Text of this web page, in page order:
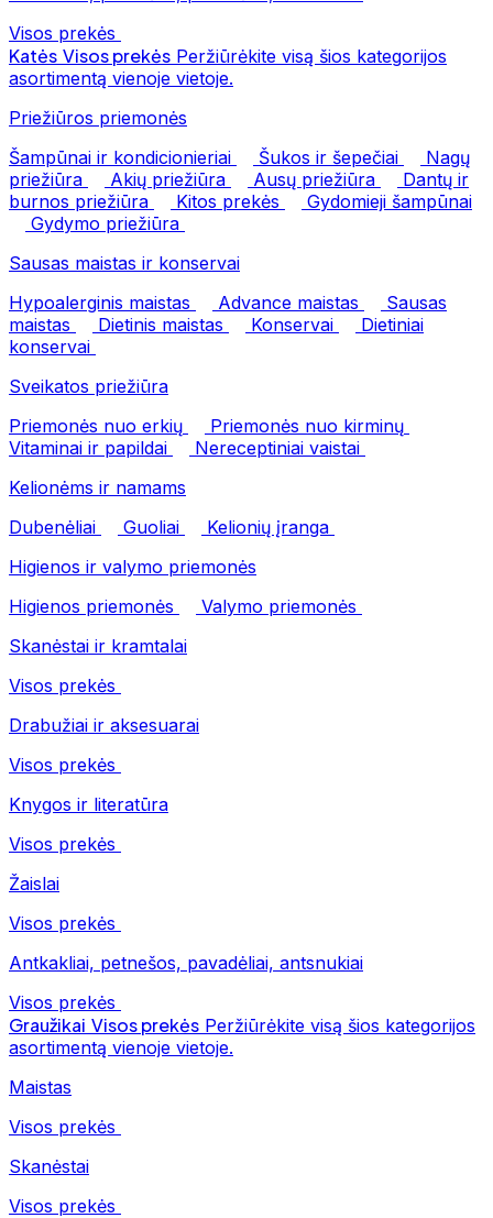
Visos prekės
Katės Visos prekės Peržiūrėkite visą šios kategorijos
asortimentą vienoje vietoje.
Priežiūros priemonės
Šampūnai ir kondicionieriai
Šukos ir šepečiai
Nagų
priežiūra
Akių priežiūra Ausų priežiūra
Dantų ir
burnos priežiūra
Kitos prekės
Gydomieji šampūnai
Gydymo priežiūra
Sausas maistas ir konservai
Hypoalerginis maistas
Advance maistas
Sausas
maistas
Dietinis maistas Konservai
Dietiniai
konservai
Sveikatos priežiūra
Priemonės nuo erkių
Priemonės nuo kirminų
Vitaminai ir papildai
Nereceptiniai vaistai
Kelionėms ir namams
Dubenėliai
Guoliai
Kelionių įranga
Higienos ir valymo priemonės
Higienos priemonės
Valymo priemonės
Skanėstai ir kramtalai
Visos prekės
Drabužiai ir aksesuarai
Visos prekės
Knygos ir literatūra
Visos prekės
Žaislai
Visos prekės
Antkakliai, petnešos, pavadėliai, antsnukiai
Visos prekės
Graužikai Visos prekės Peržiūrėkite visą šios kategorijos
asortimentą vienoje vietoje.
Maistas
Visos prekės
Skanėstai
Visos prekės